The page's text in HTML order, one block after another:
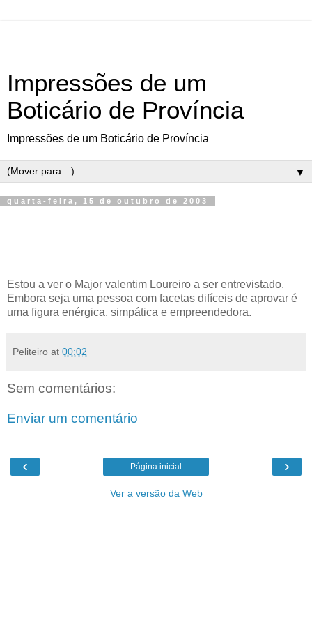
Impressões de um
Boticário de Província
Impressões de um Boticário de Província
▼
quarta-feira, 15 de outubro de 2003
Estou a ver o Major valentim Loureiro a ser entrevistado.
Embora seja uma pessoa com facetas difíceis de aprovar é
uma figura enérgica, simpática e empreendedora.
Peliteiro at 00:02
Sem comentários:
Enviar um comentário
‹ ›
Página inicial
Ver a versão da Web